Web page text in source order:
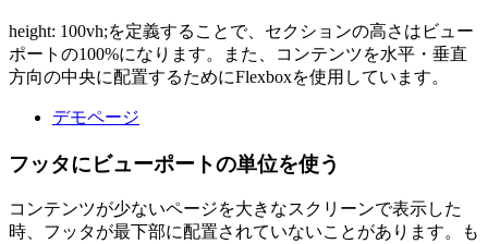
height: 100vh;を定義することで、セクションの高さはビュー
ポートの100%になります。また、コンテンツを水平・垂直
方向の中央に配置するためにFlexboxを使用しています。
デモページ
フッタにビューポートの単位を使う
コンテンツが少ないページを大きなスクリーンで表示した
時、フッタが最下部に配置されていないことがあります。も